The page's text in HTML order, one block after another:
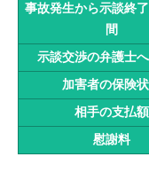
事故発生から示談終
間
示談交渉の弁護士
加害者の保険
相手の支払額
慰謝料